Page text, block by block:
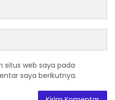
situs web saya pada
saya berikutnya.